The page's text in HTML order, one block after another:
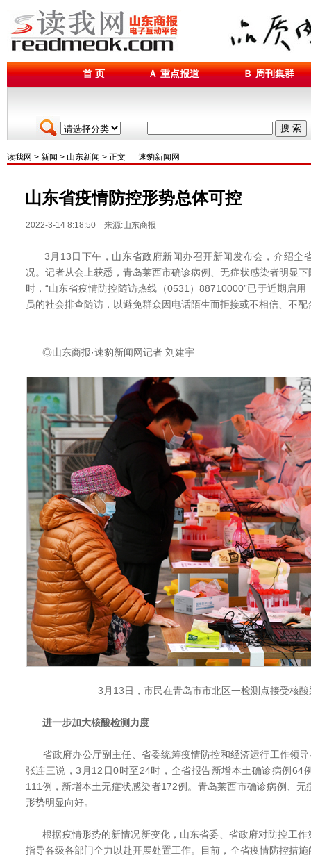
首 页 Ａ 重点报道 Ｂ 周刊集群
搜 索
读我网 > 新闻 > 山东新闻 > 正文 速豹新闻网
山东省疫情防控形势总体可控
2022-3-14 8:18:50 来源:山东商报
3月13日下午，山东省政府新闻办召开新闻发布会，介绍全
况。记者从会上获悉，青岛莱西市确诊病例、无症状感染者明显
时，“山东省疫情防控随访热线（0531）88710000”已于近期启
员的社会排查随访，以避免群众因电话陌生而拒接或不相信、不
◎山东商报·速豹新闻网记者 刘建宇
3月13日，市民在青岛市市北区一检测点接受核
进一步加大核酸检测力度
省政府办公厅副主任、省委统筹疫情防控和经济运行工作领导
张连三说，3月12日0时至24时，全省报告新增本土确诊病例64
111例，新增本土无症状感染者172例。青岛莱西市确诊病例、
形势明显向好。
根据疫情形势的新情况新变化，山东省委、省政府对防控工作
指导各级各部门全力以赴开展处置工作。目前，全省疫情防控措